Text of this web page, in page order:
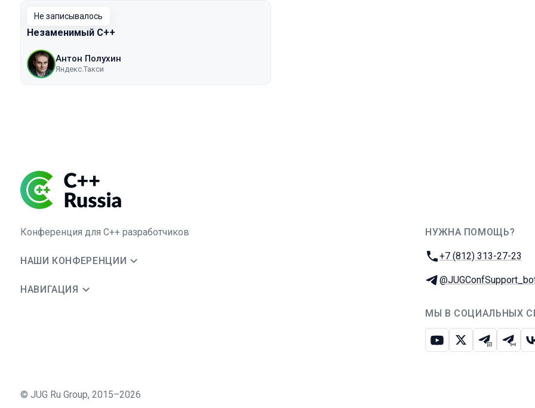
Не записывалось
Незаменимый С++
Антон Полухин
Яндекс.Такси
Конференция для C++ разработчиков
НАШИ КОНФЕРЕНЦИИ
НАВИГАЦИЯ
НУЖНА ПОМОЩЬ?
Телефон:
+7 (812) 313-27-23
Телеграм:
МЫ В СОЦИАЛЬНЫХ
ЮтубИкс Телеграм-
© JUG Ru Group, 2015–2026